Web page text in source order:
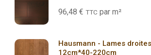
96,48 € TTC par m²
Hausmann - Lames
12cm*40-220cm